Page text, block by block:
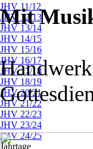
JHV 11/12
JHV 12/13
JHV 13/14
JHV 14/15
JHV 15/16
JHV 16/17
JHV 17/18
JHV 18/19
JHV 20/21
JHV 21/22
JHV 22/23
JHV 23/24
JHV 24/25
Jahrtage
Mit